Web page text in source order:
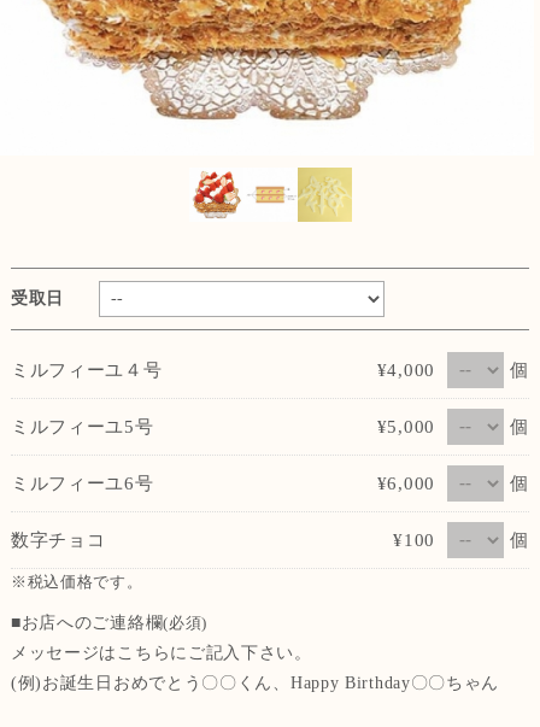
受取日
ミルフィーユ４号 ¥4,000 個
ミルフィーユ5号 ¥5,000 個
ミルフィーユ6号 ¥6,000 個
数字チョコ ¥100 個
※税込価格です。
■お店へのご連絡欄(必須)
メッセージはこちらにご記入下さい。
(例)お誕生日おめでとう〇〇くん、Happy Birthday〇〇ちゃん